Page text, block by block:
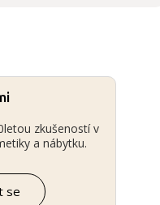
zkušeností v
a nábytku.
se